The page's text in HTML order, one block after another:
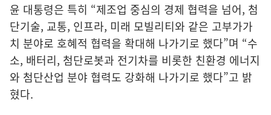
윤 대통령은 특히 “제조업 중심의 경제 협력을 넘어, 첨
단기술, 교통, 인프라, 미래 모빌리티와 같은 고부가가
치 분야로 호혜적 협력을 확대해 나가기로 했다”며 “수
소, 배터리, 첨단로봇과 전기차를 비롯한 친환경 에너지
와 첨단산업 분야 협력도 강화해 나가기로 했다”고 밝
혔다.